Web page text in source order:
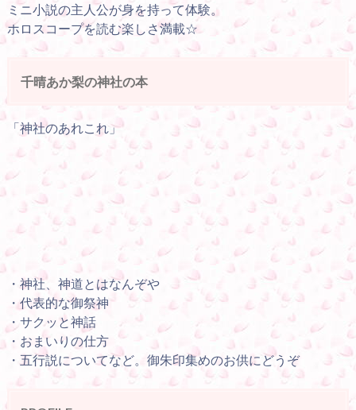
ミニ小説の主人公が身を持って体験。
ホロスコープを読む楽しさ満載☆
千晴あか梨の神社の本
「神社のあれこれ」
・神社、神道とはなんぞや
・代表的な御祭神
・サクッと神話
・おまいりの仕方
・五行説についてなど。御朱印集めのお供にどうぞ